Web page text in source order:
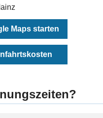
Maps starten